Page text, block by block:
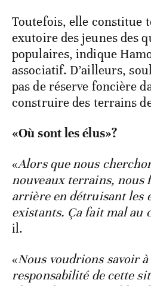
Toutefois, elle constitue
exutoire des jeunes des
populaires, indique
associatif. D’ailleurs,
pas de réserve foncière
construire des terrains
«Où sont les élus»?
«Alors que nous
nouveaux terrains, nous
arrière en détruisant les
existants. Ça fait mal au
il.
«Nous voudrions savoir
responsabilité de cette